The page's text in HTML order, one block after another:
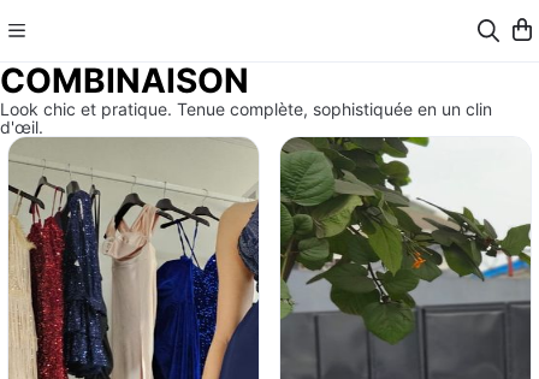
COMBINAISON
Look chic et pratique. Tenue complète, sophistiquée en un clin
d'œil.